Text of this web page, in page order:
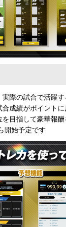
際の試合で活躍す
成績がポイント
目指して豪華報酬
開始予定です